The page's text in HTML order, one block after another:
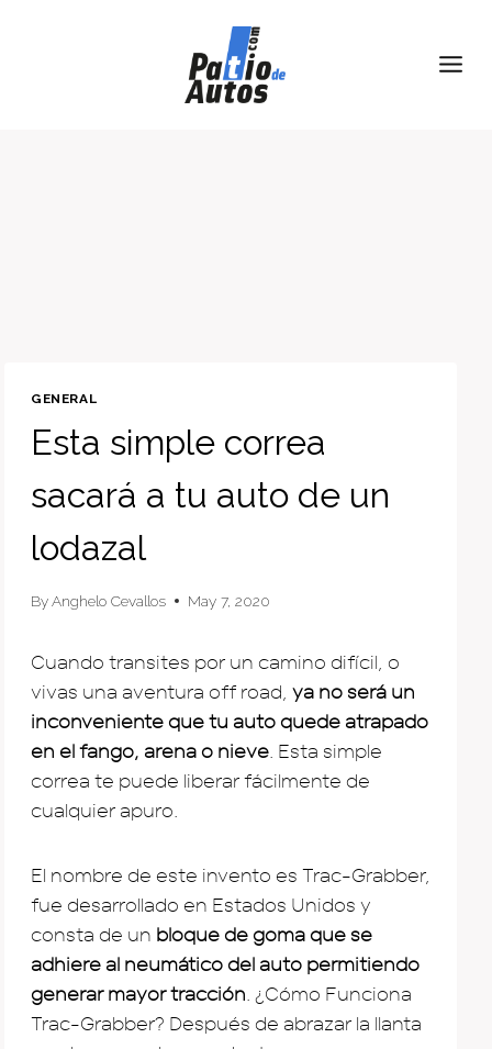
GENERAL
Esta simple correa
sacará a tu auto de un
lodazal
ByAnghelo Cevallos May 7, 2020
Cuando transites por un camino difícil, o
vivas una aventura off road, ya no será un
inconveniente que tu auto quede atrapado
en el fango, arena o nieve . Esta simple
correa te puede liberar fácilmente de
cualquier apuro.
El nombre de este invento es Trac-Grabber,
fue desarrollado en Estados Unidos y
consta de un bloque de goma que se
adhiere al neumático del auto permitiendo
generar mayor tracción . ¿Cómo Funciona
Trac-Grabber? Después de abrazar la llanta